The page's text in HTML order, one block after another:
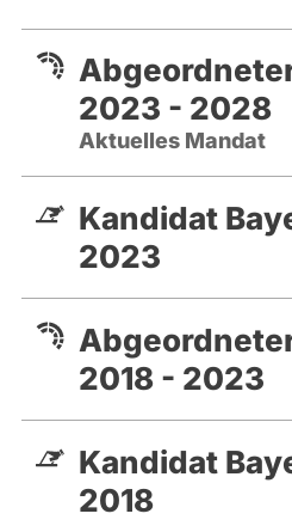
2023 - 2028
Aktuelles Mandat
Kandidat
2023
2018 - 2023
Kandidat
2018